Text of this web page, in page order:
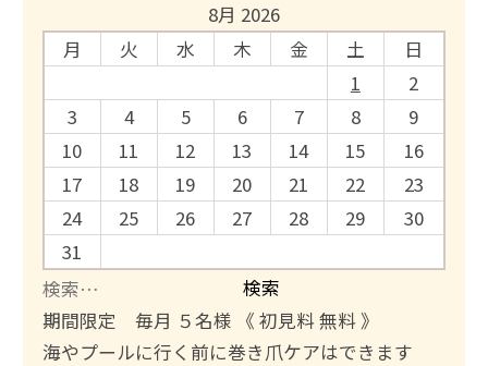
8月 2026
月
火 水 木 金 土
日
1
2
3
4 5 6 7 8
9
10
11 12 13 14 15
16
17
18 19 20 21 22
23
24
25 26 27 28 29
30
31
検
索
:
期間限定 毎月 ５名様 《 初見料 無料 》
海やプールに行く前に巻き爪ケアはできます